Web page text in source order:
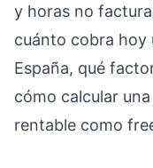
y horas no
cuánto cobra hoy
España, qué
cómo calcular
rentable como